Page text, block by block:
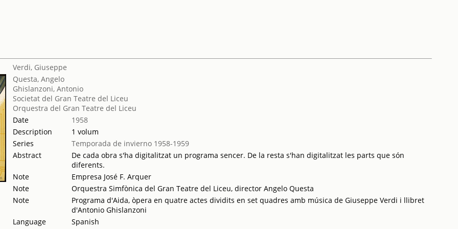
Verdi, Giuseppe
Questa, Angelo
Ghislanzoni, Antonio
Societat del Gran Teatre del Liceu
Orquestra del Gran Teatre del Liceu
Date
1958
Description
1 volum
Series
Temporada de invierno 1958-1959
Abstract
De cada obra s'ha digitalitzat un programa sencer. De la resta s'han digitalitzat les parts que són
diferents.
Note
Empresa José F. Arquer
Note
Orquestra Simfònica del Gran Teatre del Liceu, director Angelo Questa
Note
Programa d'Aida, òpera en quatre actes dividits en set quadres amb música de Giuseppe Verdi i llibret
d'Antonio Ghislanzoni
Language
Spanish